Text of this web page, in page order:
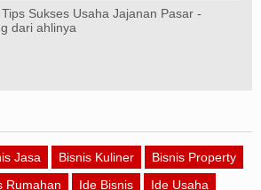
Sukses Usaha Jajanan Pasar -
dari ahlinya
Jasa Bisnis Kuliner
Bisnis Property
Rumahan Ide Bisnis
Ide Usaha